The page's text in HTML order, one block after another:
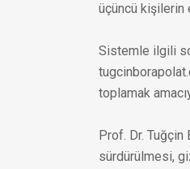
üçüncü kişilerin
Sistemle ilgili
toplamak
Prof. Dr.
sürdürülmesi,